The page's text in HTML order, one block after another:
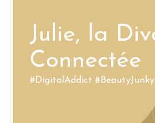
Julie, la
Connectée
#DigitalAddict